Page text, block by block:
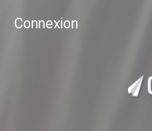
Connexion